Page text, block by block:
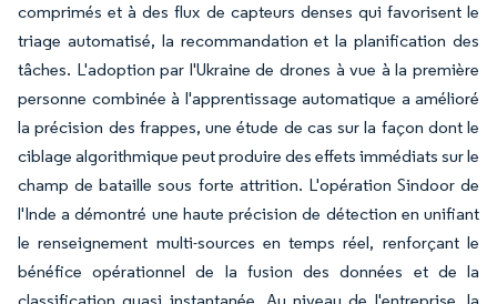
comprimés et à des flux de capteurs denses qui favorisent le
triage automatisé, la recommandation et la planification des
tâches. L'adoption par l'Ukraine de drones à vue à la première
personne combinée à l'apprentissage automatique a amélioré
la précision des frappes, une étude de cas sur la façon dont le
ciblage algorithmique peut produire des effets immédiats sur le
champ de bataille sous forte attrition. L'opération Sindoor de
l'Inde a démontré une haute précision de détection en unifiant
le renseignement multi-sources en temps réel, renforçant le
bénéfice opérationnel de la fusion des données et de la